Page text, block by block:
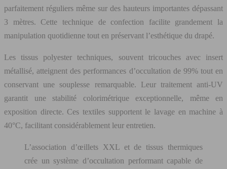
parfaitement réguliers même sur des hauteurs importantes dépassant
3 mètres. Cette technique de confection facilite grandement la
manipulation quotidienne tout en préservant l’esthétique du drapé.
Les tissus polyester techniques, souvent tricouches avec insert
métallisé, atteignent des performances d’occultation de 99% tout en
conservant une souplesse remarquable. Leur traitement anti-UV
garantit une stabilité colorimétrique exceptionnelle, même en
exposition directe. Ces textiles supportent le lavage en machine à
40°C, facilitant considérablement leur entretien.
L’association d’œillets XXL et de tissus thermiques
crée un système d’occultation performant capable de